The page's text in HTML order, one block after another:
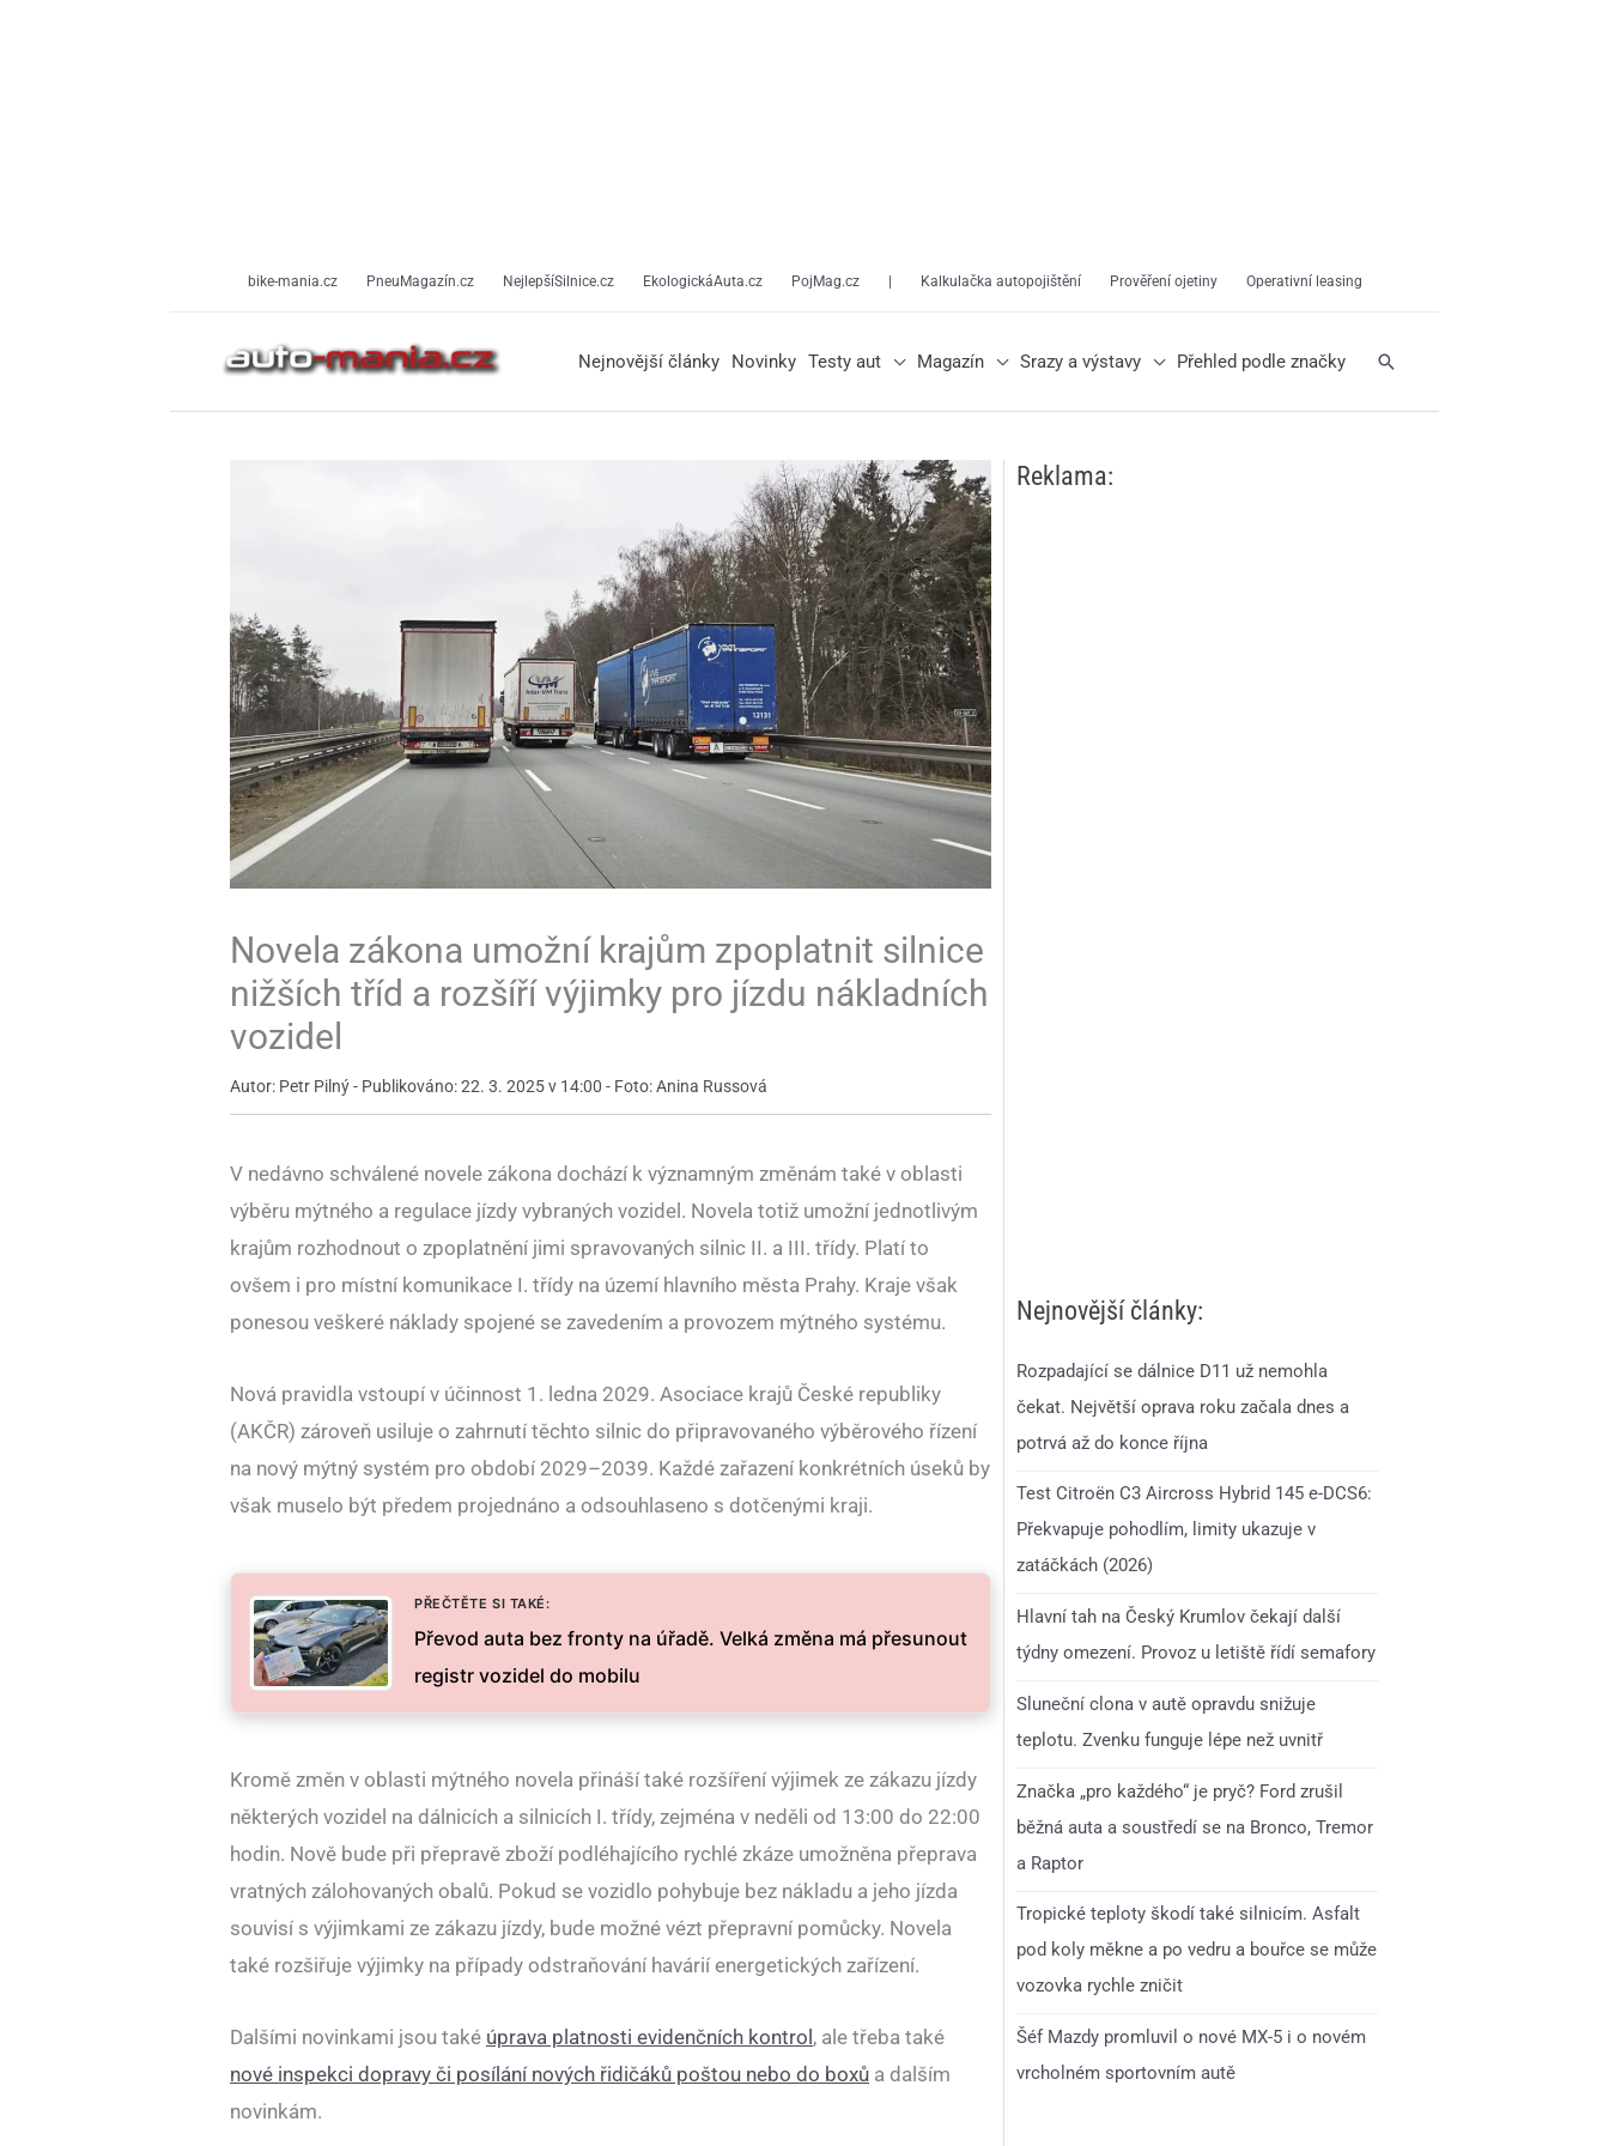
bike-mania.cz PneuMagazín.cz NejlepšíSilnice.cz EkologickáAuta.cz PojMag.cz Kalkulačka autopojištění Prověření ojetiny Operativní leasing
Nejnovější články Novinky Testy aut Magazín Srazy a výstavy Přehled podle značky Hledat
Novela zákona umožní krajům zpoplatnit silnice
nižších tříd a rozšíří výjimky pro jízdu nákladních
vozidel
Autor: Petr Pilný - Publikováno: 22. 3. 2025 v 14:00 - Foto: Anina Russová
V nedávno schválené novele zákona dochází k významným změnám také v oblasti
výběru mýtného a regulace jízdy vybraných vozidel. Novela totiž umožní jednotlivým
krajům rozhodnout o zpoplatnění jimi spravovaných silnic II. a III. třídy. Platí to
ovšem i pro místní komunikace I. třídy na území hlavního města Prahy. Kraje však
ponesou veškeré náklady spojené se zavedením a provozem mýtného systému.
Nová pravidla vstoupí v účinnost 1. ledna 2029. Asociace krajů České republiky
(AKČR) zároveň usiluje o zahrnutí těchto silnic do připravovaného výběrového řízení
na nový mýtný systém pro období 2029–2039. Každé zařazení konkrétních úseků by
však muselo být předem projednáno a odsouhlaseno s dotčenými kraji.
PŘEČTĚTE SI TAKÉ:
Převod auta bez fronty na úřadě. Velká změna má přesunout
registr vozidel do mobilu
Kromě změn v oblasti mýtného novela přináší také rozšíření výjimek ze zákazu jízdy
některých vozidel na dálnicích a silnicích I. třídy, zejména v neděli od 13:00 do 22:00
hodin. Nově bude při přepravě zboží podléhajícího rychlé zkáze umožněna přeprava
vratných zálohovaných obalů. Pokud se vozidlo pohybuje bez nákladu a jeho jízda
souvisí s výjimkami ze zákazu jízdy, bude možné vézt přepravní pomůcky. Novela
také rozšiřuje výjimky na případy odstraňování havárií energetických zařízení.
Dalšími novinkami jsou také úprava platnosti evidenčních kontrol , ale třeba také
nové inspekci dopravy či posílání nových řidičáků poštou nebo do boxů a dalším
novinkám.
Reklama:
Nejnovější články:
Rozpadající se dálnice D11 už nemohla
čekat. Největší oprava roku začala dnes a
potrvá až do konce října
Test Citroën C3 Aircross Hybrid 145 e-DCS6:
Překvapuje pohodlím, limity ukazuje v
zatáčkách (2026)
Hlavní tah na Český Krumlov čekají další
týdny omezení. Provoz u letiště řídí semafory
Sluneční clona v autě opravdu snižuje
teplotu. Zvenku funguje lépe než uvnitř
Značka „pro každého“ je pryč? Ford zrušil
běžná auta a soustředí se na Bronco, Tremor
a Raptor
Tropické teploty škodí také silnicím. Asfalt
pod koly měkne a po vedru a bouřce se může
vozovka rychle zničit
Šéf Mazdy promluvil o nové MX-5 i o novém
vrcholném sportovním autě